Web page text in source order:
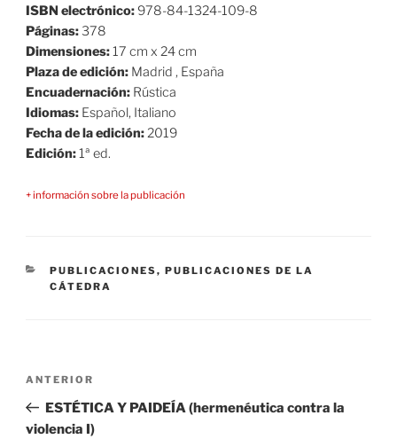
ISBN electrónico:978-84-1324-109-8
Páginas:378
Dimensiones:17 cm x 24 cm
Plaza de edición:Madrid , España
Encuadernación:Rústica
Idiomas:Español, Italiano
Fecha de la edición:2019
Edición:1ª ed.
+ información sobre la publicación
CATEGORÍAS
PUBLICACIONES,PUBLICACIONES DE LA
CÁTEDRA
Navegación
entradas
Entrada
anterior:
ANTERIOR
ESTÉTICA Y PAIDEÍA (hermenéutica contra la
violencia I)